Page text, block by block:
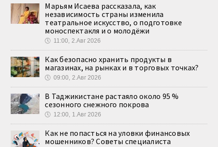
Марьям Исаева рассказала, как
независимость страны изменила
театральное искусство, о подготовке
моноспектакля и о молодёжи
🕔 11:00, 2.Авг 2026
Как безопасно хранить продукты в
магазинах, на рынках и в торговых точках?
🕔 09:00, 2.Авг 2026
В Таджикистане растаяло около 95 %
сезонного снежного покрова
🕔 12:00, 1.Авг 2026
Как не попасться на уловки финансовых
мошенников? Советы специалиста